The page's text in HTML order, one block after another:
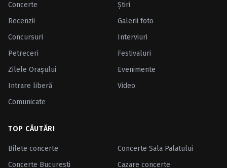
Concerte
Ştiri
Recenzii
Galerii foto
Concursuri
Interviuri
Petreceri
Festivaluri
Zilele Oraşului
Evenimente
Intrare liberă
Video
Comunicate
TOP CĂUTĂRI
Bilete concerte
Concerte Sala Palatului
Concerte Bucuresti
Cazare concerte